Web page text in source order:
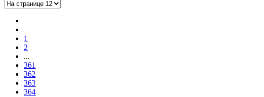
1
2
...
361
362
363
364